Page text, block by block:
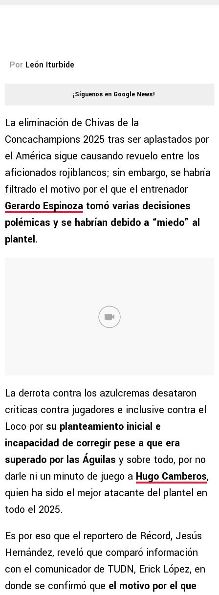
Por León Iturbide
¡Síguenos en Google News!
La eliminación de Chivas de la
Concachampions 2025 tras ser aplastados por
el América sigue causando revuelo entre los
aficionados rojiblancos; sin embargo, se habría
filtrado el motivo por el que el entrenador
Gerardo Espinoza tomó varias decisiones
polémicas y se habrían debido a “miedo” al
plantel.
La derrota contra los azulcremas desataron
críticas contra jugadores e inclusive contra el
Loco por su planteamiento inicial e
incapacidad de corregir pese a que era
superado por las Águilas y sobre todo, por no
darle ni un minuto de juego a Hugo Camberos,
quien ha sido el mejor atacante del plantel en
todo el 2025.
Es por eso que el reportero de Récord, Jesús
Hernández, reveló que comparó información
con el comunicador de TUDN, Erick López, en
donde se confirmó que el motivo por el que